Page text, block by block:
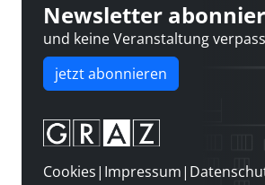
Newsletter
und keine Veranstaltung
jetzt abonnieren
Cookies| Impressum|